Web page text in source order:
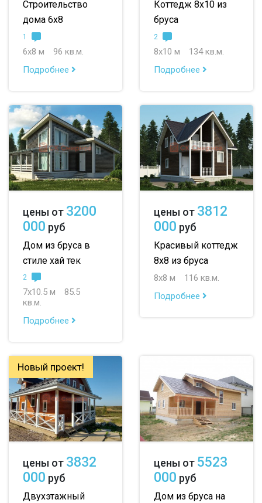
Строительство
дома 6х8
1
6х8 м
96 кв.м.
Подробнее
Коттедж 8х10 из
бруса
2
8х10 м
134 кв.м.
Подробнее
цены от 3200
000 руб
Дом из бруса в
стиле хай тек
2
7х10.5 м
85.5
кв.м.
Подробнее
цены от 3812
000 руб
Красивый коттедж
8х8 из бруса
8х8 м
116 кв.м.
Подробнее
Новый проект!
цены от 3832
000 руб
Двухэтажный
цены от 5523
000 руб
Дом из бруса на